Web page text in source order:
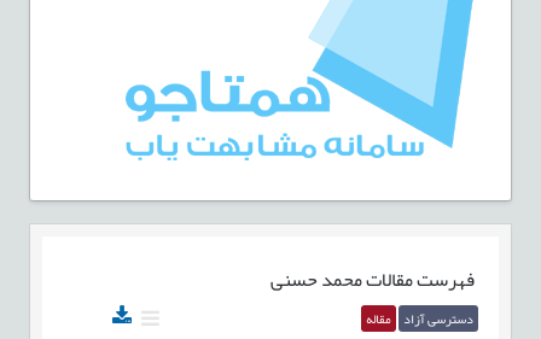
فهرست مقالاتمحمد حسنی
دسترسی آزاد مقاله